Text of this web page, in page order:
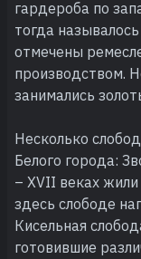
гардероба по
тогда
отмечены
производством.
занимались
Несколько
Белого города:
– XVII веках
здесь слободе
Кисельная
готовившие